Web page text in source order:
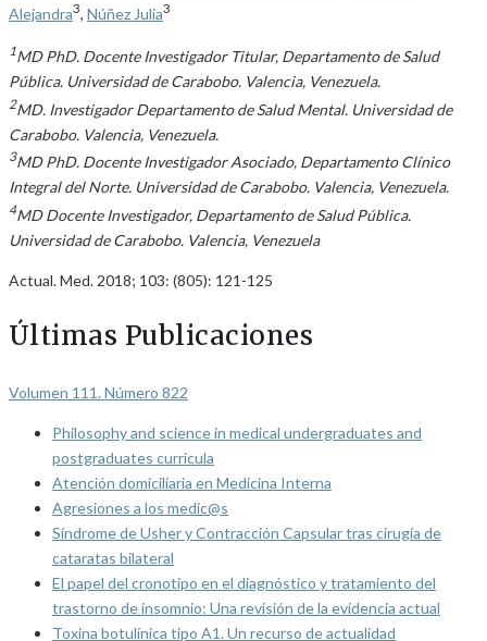
Alejandra3 Núñez Julia3
1MD PhD. Docente Investigador Titular, Departamento de Salud
Pública. Universidad de Carabobo. Valencia, Venezuela.
2MD. Investigador Departamento de Salud Mental. Universidad de
Carabobo. Valencia, Venezuela.
3MD PhD. Docente Investigador Asociado, Departamento Clínico
Integral del Norte. Universidad de Carabobo. Valencia, Venezuela.
4MD Docente Investigador, Departamento de Salud Pública.
Universidad de Carabobo. Valencia, Venezuela
Actual. Med. 2018; 103: (805): 121-125
Últimas Publicaciones
Volumen 111. Número 822
Philosophy and science in medical undergraduates and
postgraduates curricula
Atención domiciliaria en Medicina Interna
Agresiones a los medic@s
Síndrome de Usher y Contracción Capsular tras cirugía de
cataratas bilateral
El papel del cronotipo en el diagnóstico y tratamiento del
trastorno de insomnio: Una revisión de la evidencia actual
Toxina botulínica tipo A1. Un recurso de actualidad